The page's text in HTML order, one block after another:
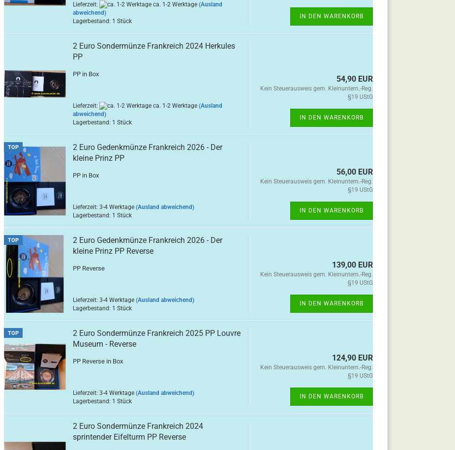
Lieferzeit: ca. 1-2 Werktage (Ausland
abweichend)
Lagerbestand: 1 Stück
IN DEN WARENKORB
2 Euro Sondermünze Frankreich 2024 Herkules
PP
PP in Box
Lieferzeit: ca. 1-2 Werktage (Ausland
abweichend)
Lagerbestand: 1 Stück
54,90 EUR
Kein Steuerausweis gem. Kleinuntern.-Reg.
§19 UStG
IN DEN WARENKORB
TOP
2 Euro Gedenkmünze Frankreich 2026 - Der
kleine Prinz PP
PP in Box
Lieferzeit: 3-4 Werktage (Ausland abweichend)
Lagerbestand: 1 Stück
56,00 EUR
Kein Steuerausweis gem. Kleinuntern.-Reg.
§19 UStG
IN DEN WARENKORB
TOP
2 Euro Gedenkmünze Frankreich 2026 - Der
kleine Prinz PP Reverse
PP Reverse
Lieferzeit: 3-4 Werktage (Ausland abweichend)
Lagerbestand: 1 Stück
139,00 EUR
Kein Steuerausweis gem. Kleinuntern.-Reg.
§19 UStG
IN DEN WARENKORB
TOP
2 Euro Sondermünze Frankreich 2025 PP Louvre
Museum - Reverse
PP Reverse in Box
Lieferzeit: 3-4 Werktage (Ausland abweichend)
Lagerbestand: 1 Stück
124,90 EUR
Kein Steuerausweis gem. Kleinuntern.-Reg.
§19 UStG
IN DEN WARENKORB
2 Euro Sondermünze Frankreich 2024
sprintender Eifelturm PP Reverse